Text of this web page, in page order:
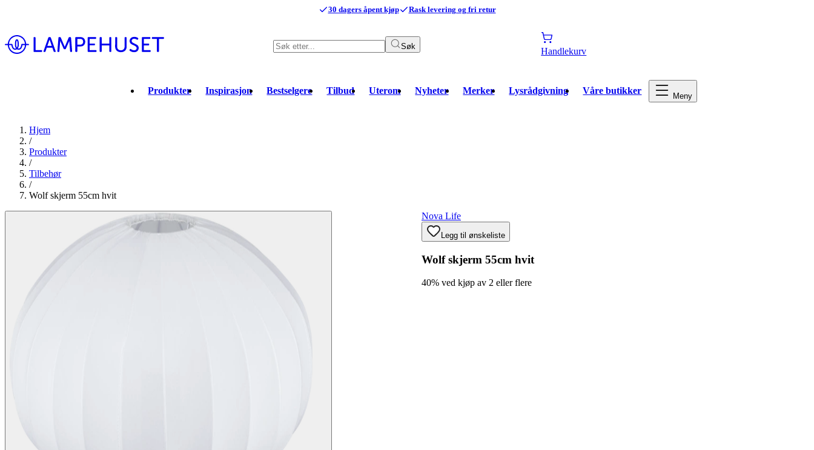
30 dagers åpent kjøp Rask levering og fri retur
Søk Handlekurv
Produkter Inspirasjon Bestselgere Tilbud Uterom Nyheter Merker Lysrådgivning Våre butikker Meny
Hjem
/
Produkter
/
Tilbehør
/
Wolf skjerm 55cm hvit
Nova Life
Legg til ønskeliste
Wolf skjerm 55cm hvit
40% ved kjøp av 2 eller flere